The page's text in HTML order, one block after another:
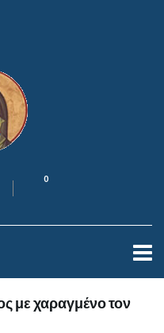
0
με χαραγμένο τον